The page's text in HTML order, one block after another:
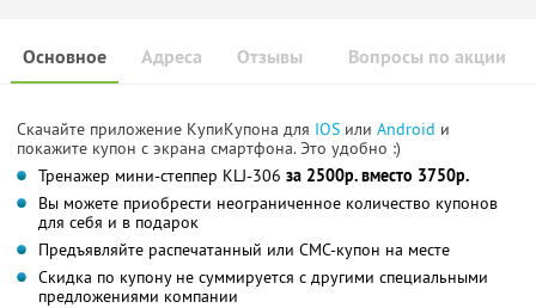
Основное Отзывы Вопросы по акции
Адреса
Скачайте приложение КупиКупона для IOS или Android и
покажите купон с экрана смартфона. Это удобно :)
Тренажер мини-степпер KLJ-306 за 2500р. вместо 3750р.
Вы можете приобрести неограниченное количество купонов
для себя и в подарок
Предъявляйте распечатанный или СМС-купон на месте
Скидка по купону не суммируется с другими специальными
предложениями компании